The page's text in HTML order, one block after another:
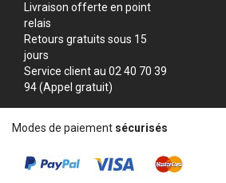
Livraison offerte en point
relais
Retours gratuits sous 15
jours
Service client au 02 40 70 39
94 (Appel gratuit)
Modes de paiement sécurisés